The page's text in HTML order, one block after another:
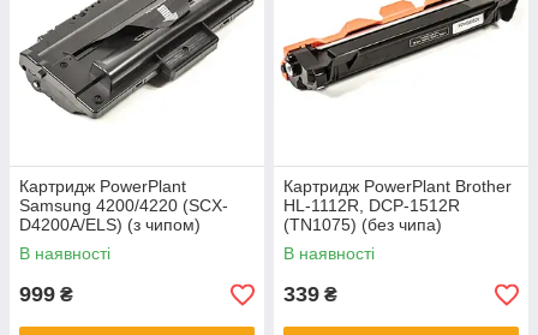
Картридж PowerPlant
Samsung 4200/4220 (SCX-
D4200A/ELS) (з чипом)
В наявності
999 ₴
Картридж PowerPlant Brother
HL-1112R, DCP-1512R
(TN1075) (без чипа)
В наявності
339 ₴